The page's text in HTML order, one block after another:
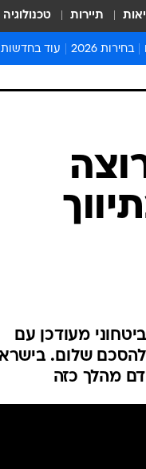
תיירות טכנולוגיה
בחירות 2026 עוד בחדשות
חדשות
מעודכן עם
מ-1974 שיוביל בהמשך להסכם שלום.
מהלך כזה